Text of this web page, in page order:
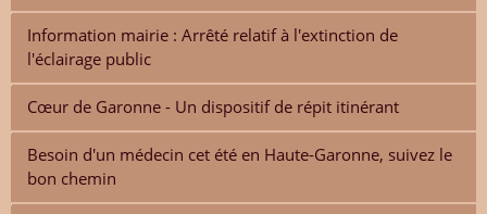
Information mairie : Arrêté relatif à l'extinction de
l'éclairage public
Cœur de Garonne - Un dispositif de répit itinérant
Besoin d'un médecin cet été en Haute-Garonne, suivez le
bon chemin